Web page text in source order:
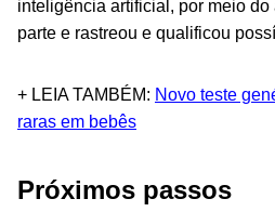
inteligência artificial, por meio do
parte e rastreou e qualificou
+ LEIA TAMBÉM: Novo teste
raras em bebês
Próximos passos